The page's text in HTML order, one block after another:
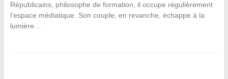
Républicains, philosophe de formation, il occupe régulièrement
l’espace médiatique. Son couple, en revanche, échappe à la
lumière…